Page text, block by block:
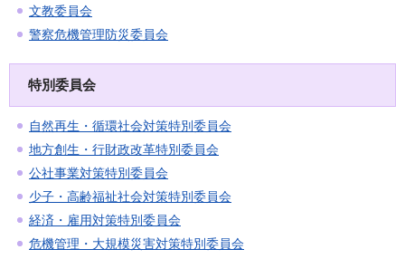
文教委員会
警察危機管理防災委員会
特別委員会
自然再生・循環社会対策特別委員会
地方創生・行財政改革特別委員会
公社事業対策特別委員会
少子・高齢福祉社会対策特別委員会
経済・雇用対策特別委員会
危機管理・大規模災害対策特別委員会